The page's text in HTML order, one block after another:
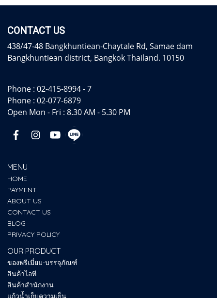
CONTACT US
438/47-48 Bangkhuntiean-Chaytale Rd, Samae dam
Bangkhuntiean district, Bangkok Thailand. 10150
Phone : 02-415-8994 - 7
Phone : 02-077-6879
Open Mon - Fri : 8.30 AM - 5.30 PM
MENU
HOME
PAYMENT
ABOUT US
CONTACT US
BLOG
PRIVACY POLICY
OUR PRODUCT
ของพรีเมี่ยม-บรรจุภัณฑ์
สินค้าไอที
สินค้าสำนักงาน
แก้วน้ำเก็บความเย็น